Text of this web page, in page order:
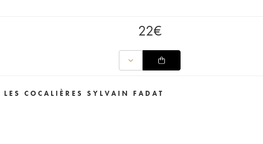
22€
COCALIÈRES SYLVAIN FADAT